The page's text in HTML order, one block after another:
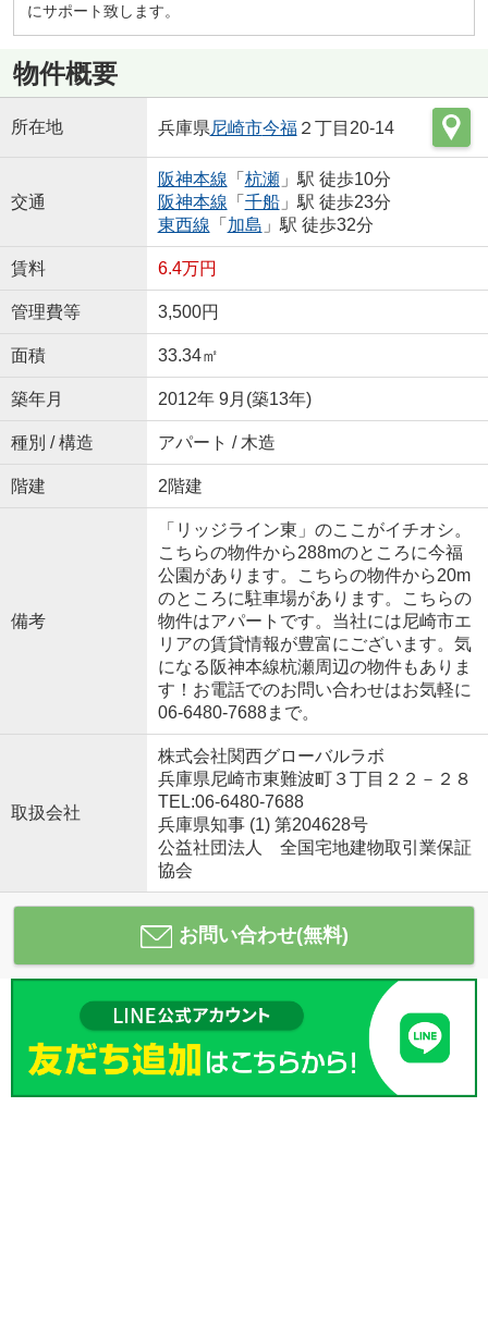
にサポート致します。
物件概要
所在地 兵庫県尼崎市今福２丁目20-14
交通
阪神本線 「 杭瀬」駅 徒歩10分
阪神本線 「 千船」駅 徒歩23分
東西線 「 加島 」駅 徒歩32分
賃料 6.4万円
管理費等 3,500円
面積 33.34㎡
築年月 2012年 9月(築13年)
種別 / 構造 アパート / 木造
階建 2階建
備考
「リッジライン東」のここがイチオシ。
こちらの物件から288mのところに今福
公園があります。こちらの物件から20m
のところに駐車場があります。こちらの
物件はアパートです。当社には尼崎市エ
リアの賃貸情報が豊富にございます。気
になる阪神本線杭瀬周辺の物件もありま
す！お電話でのお問い合わせはお気軽に
06-6480-7688まで。
取扱会社
株式会社関西グローバルラボ
兵庫県尼崎市東難波町３丁目２２－２８
TEL:06-6480-7688
兵庫県知事 (1) 第204628号
公益社団法人 全国宅地建物取引業保証
協会
お問い合わせ(無料)